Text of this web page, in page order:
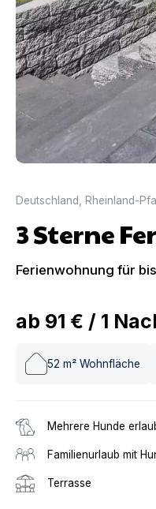
Deutschland Rheinland-
3 Sterne
Ferienwohnung für
ab 91 € / 1
52 m² Wohnfläche
Mehrere Hunde
Familienurlaub mit
Terrasse